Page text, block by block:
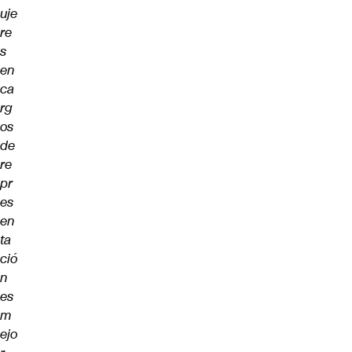
uje
re
s
en
ca
rg
os
de
re
pr
es
en
ta
ció
n
es
m
ejo